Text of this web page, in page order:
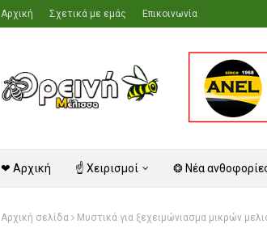
Αρχική Σχετικά με εμάς Επικοινωνία
❤ Αρχική ☝ Χειρισμοί ❂ Νέα
Αρχική σελίδα Μυστικά για ξεχειμώνιασμα μικρών